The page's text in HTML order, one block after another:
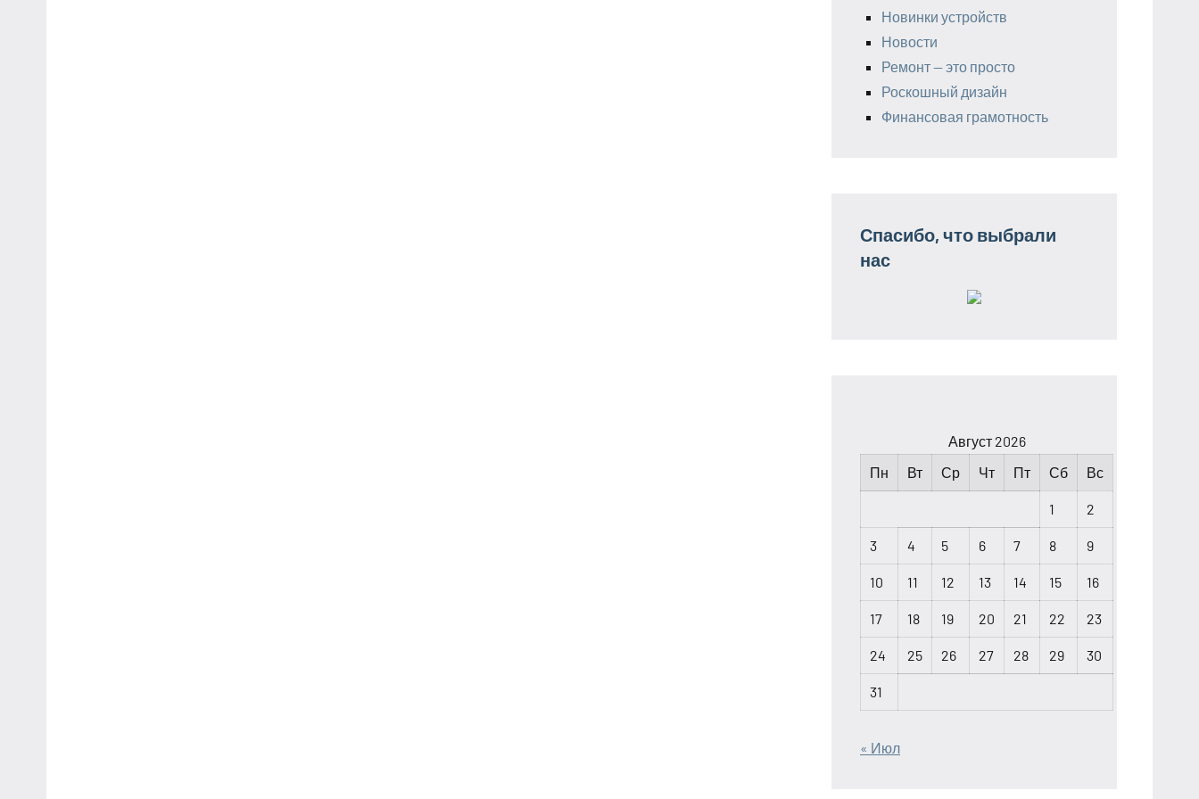
Новинки устройств
Новости
Ремонт — это просто
Роскошный дизайн
Финансовая грамотность
Спасибо, что выбрали
нас
Август 2026
Пн
Вт Ср Чт Пт Сб Вс
1 2
3 4 5 6 7 8 9
10 11 12 13 14 15 16
17 18 19 20 21 22 23
24 25 26 27 28 29 30
31
« Июл